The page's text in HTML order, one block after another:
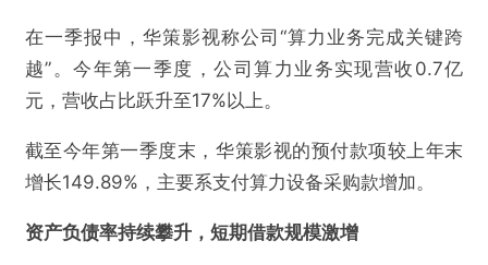
在一季报中，华策影视称公司“算力业务完成关键跨
越”。今年第一季度，公司算力业务实现营收0.7亿
元，营收占比跃升至17%以上。
截至今年第一季度末，华策影视的预付款项较上年末
增长149.89%，主要系支付算力设备采购款增加。
资产负债率持续攀升，短期借款规模激增